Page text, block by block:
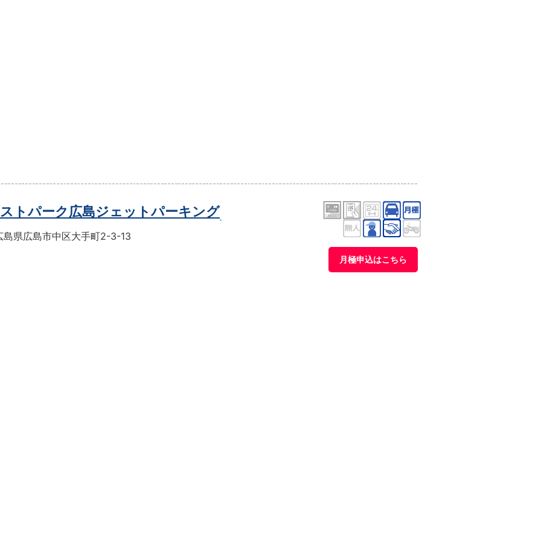
ストパーク広島ジェットパーキング
島県広島市中区大手町2-3-13
月極申込はこちら